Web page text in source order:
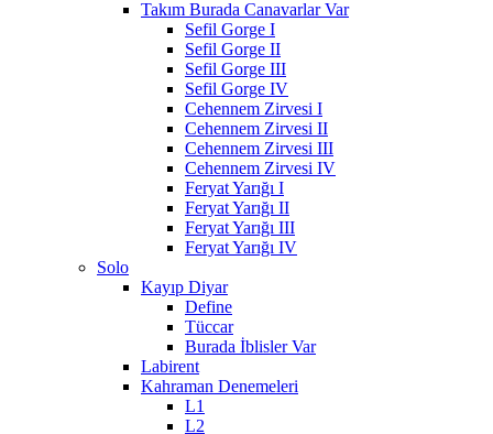
Takım Burada Canavarlar Var
Sefil Gorge I
Sefil Gorge II
Sefil Gorge III
Sefil Gorge IV
Cehennem Zirvesi I
Cehennem Zirvesi II
Cehennem Zirvesi III
Cehennem Zirvesi IV
Feryat Yarığı I
Feryat Yarığı II
Feryat Yarığı III
Feryat Yarığı IV
Solo
Kayıp Diyar
Define
Tüccar
Burada İblisler Var
Labirent
Kahraman Denemeleri
L1
L2